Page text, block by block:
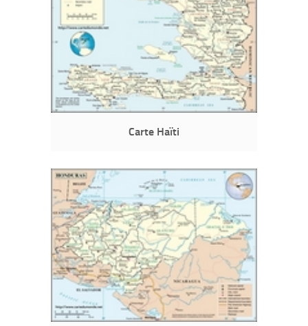
Carte Haïti